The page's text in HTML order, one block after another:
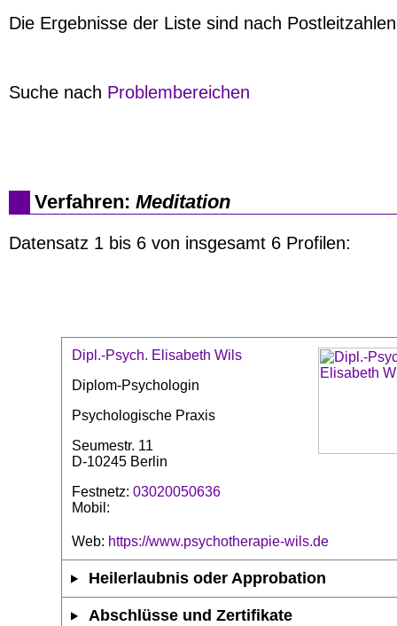
Die Ergebnisse der Liste sind nach
Suche nach Problembereichen
Verfahren: Meditation
Datensatz 1 bis 6 von insgesamt 6 Profilen:
Dipl.-Psych. Elisabeth Wils
Diplom-Psychologin
Psychologische Praxis
Seumestr. 11
D-10245 Berlin
Festnetz: 03020050636
Mobil:
Web: https://www.psychotherapie-wils.de
Heilerlaubnis oder Approbation
Abschlüsse und Zertifikate